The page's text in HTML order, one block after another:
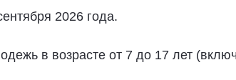
2026 года.
в возрасте от 7 до 17 лет